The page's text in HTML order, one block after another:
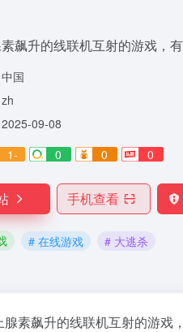
飙升的线联机互射的游戏，
中国
zh
2025-09-08
1- 0 0 0
手机查看
# 在线游戏 # 大逃杀
腺素飙升的线联机互射的游戏